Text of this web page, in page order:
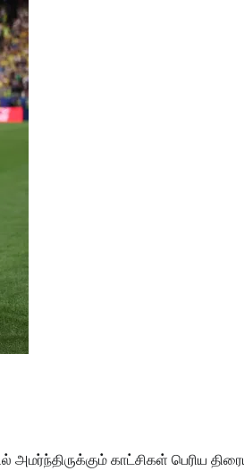
அமர்ந்திருக்கும் காட்சிகள் பெரிய